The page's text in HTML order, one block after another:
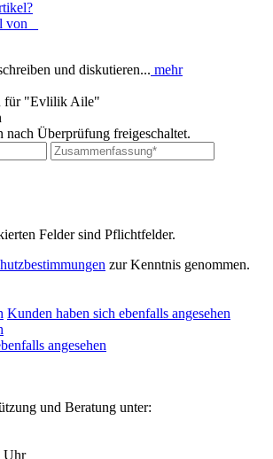
_
und diskutieren... mehr
für "Evlilik Aile"
nach Überprüfung freigeschaltet.
Felder sind Pflichtfelder.
zur Kenntnis genommen.
Kunden haben sich ebenfalls angesehen
angesehen
und Beratung unter:
Uhr